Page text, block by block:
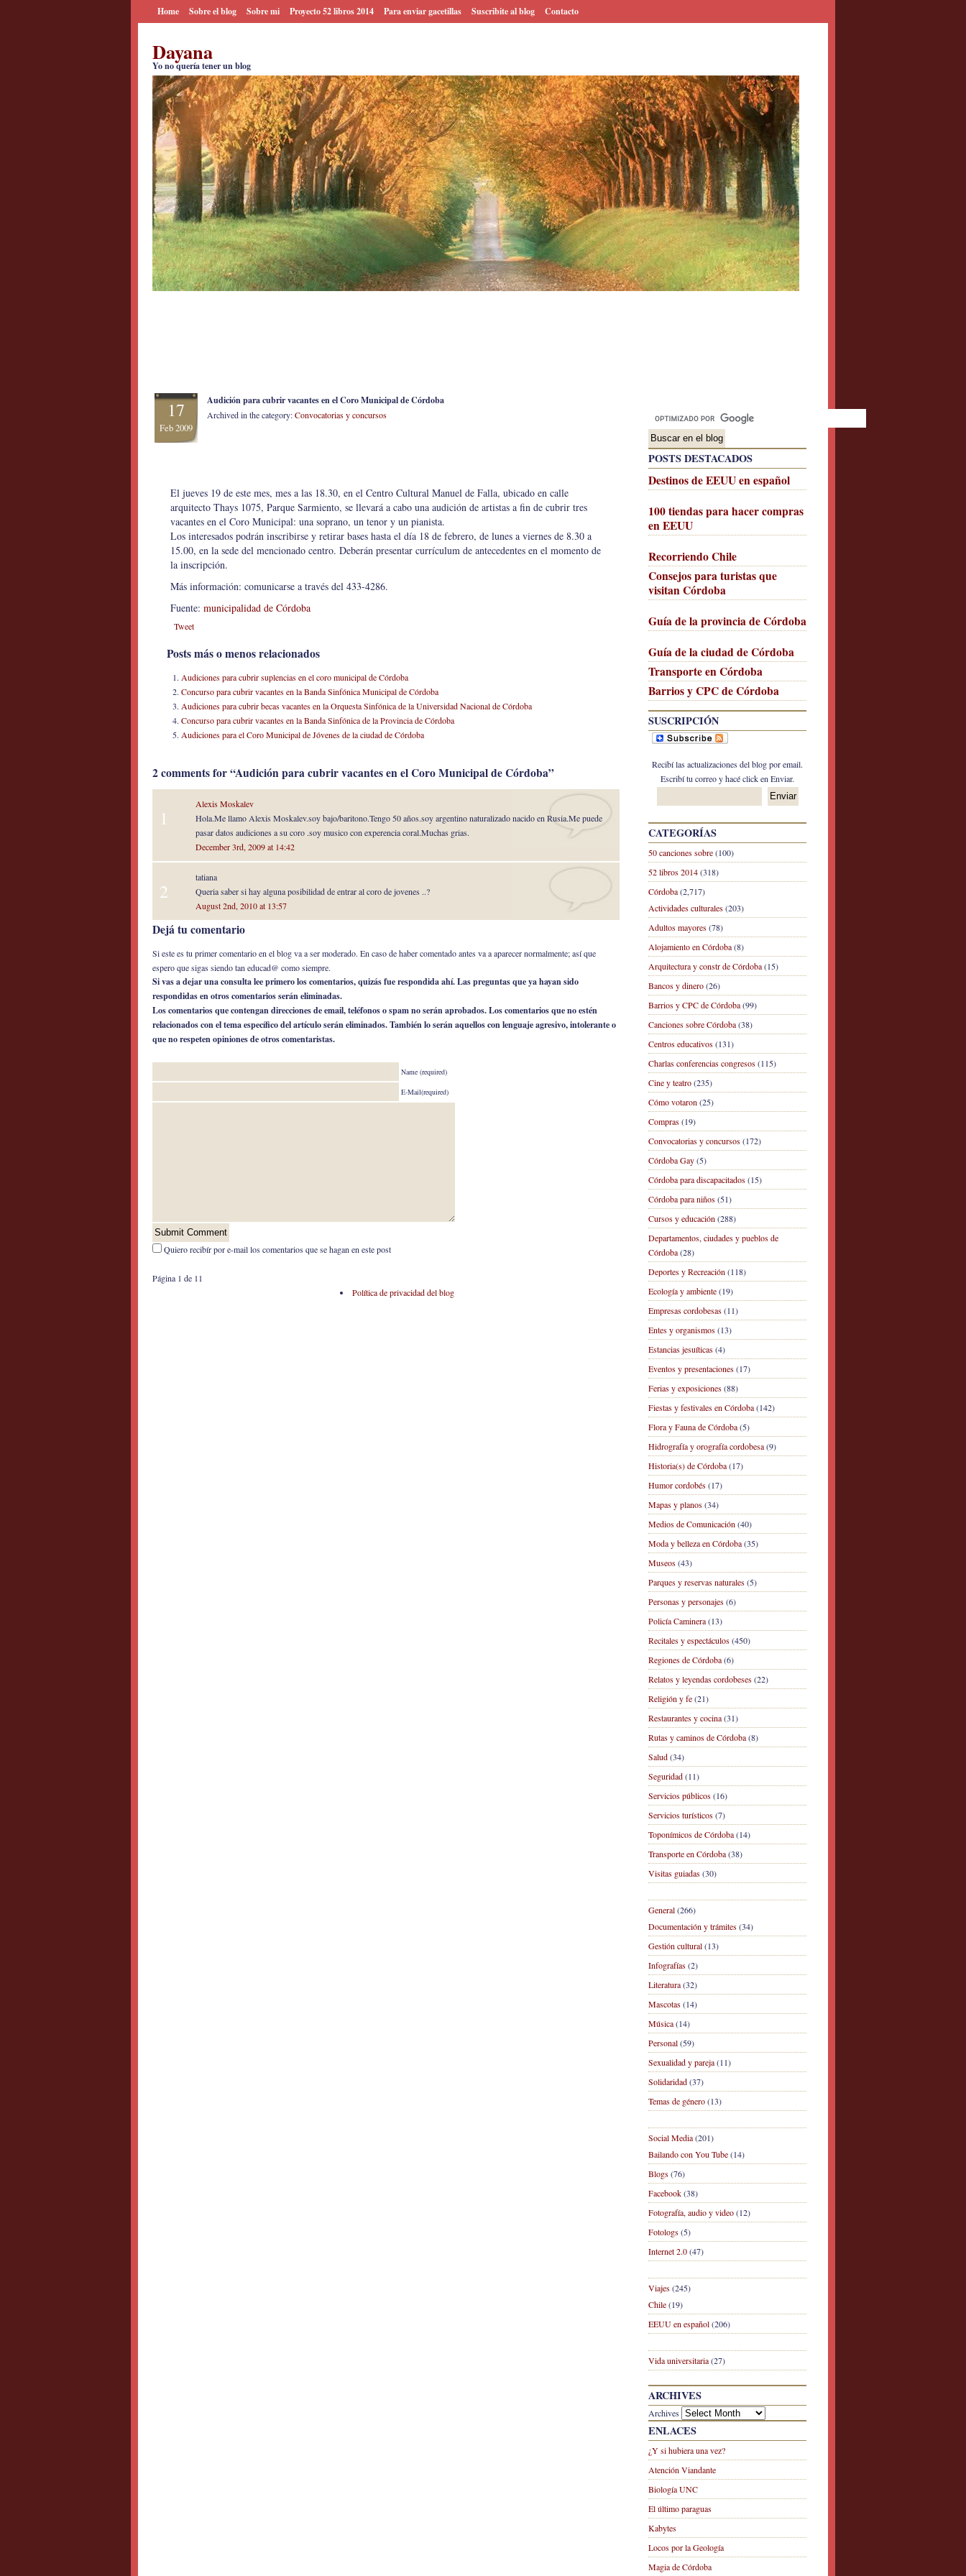
Home Sobre el blog Sobre mi Proyecto 52 libros 2014 Para enviar gacetillas Suscribite al blog Contacto
Dayana
Yo no quería tener un blog
POSTS DESTACADOS
Destinos de EEUU en español
100 tiendas para hacer compras
en EEUU
Recorriendo Chile
Consejos para turistas que
visitan Córdoba
Guía de la provincia de Córdoba
Guía de la ciudad de Córdoba
Transporte en Córdoba
Barrios y CPC de Córdoba
SUSCRIPCIÓN
Recibí las actualizaciones del blog por email.
Escribí tu correo y hacé click en Enviar.
CATEGORÍAS
50 canciones sobre(100)
52 libros 2014(318)
Córdoba(2,717)
Actividades culturales(203)
Adultos mayores(78)
Alojamiento en Córdoba(8)
Arquitectura y constr de Córdoba(15)
Bancos y dinero(26)
Barrios y CPC de Córdoba(99)
Canciones sobre Córdoba(38)
Centros educativos(131)
Charlas conferencias congresos(115)
Cine y teatro(235)
Cómo votaron (25)
Compras(19)
Convocatorias y concursos(172)
Córdoba Gay(5)
Córdoba para discapacitados(15)
Córdoba para niños(51)
Cursos y educación (288)
Departamentos, ciudades y pueblos de
Córdoba(28)
Deportes y Recreación (118)
Ecología y ambiente(19)
Empresas cordobesas(11)
Entes y organismos(13)
Estancias jesuíticas(4)
Eventos y presentaciones(17)
Ferias y exposiciones(88)
Fiestas y festivales en Córdoba(142)
Flora y Fauna de Córdoba(5)
Hidrografía y orografía cordobesa(9)
Historia(s) de Córdoba(17)
Humor cordobés(17)
Mapas y planos(34)
Medios de Comunicación (40)
Moda y belleza en Córdoba(35)
Museos(43)
Parques y reservas naturales(5)
Personas y personajes(6)
Policía Caminera(13)
Recitales y espectáculos(450)
Regiones de Córdoba(6)
Relatos y leyendas cordobeses(22)
Religión y fe(21)
Restaurantes y cocina(31)
Rutas y caminos de Córdoba(8)
Salud(34)
Seguridad(11)
Servicios públicos(16)
Servicios turísticos(7)
Toponímicos de Córdoba(14)
Transporte en Córdoba(38)
Visitas guiadas(30)
General(266)
Documentación y trámites(34)
Gestión cultural(13)
Infografías(2)
Literatura(32)
Mascotas(14)
Música(14)
Personal(59)
Sexualidad y pareja(11)
Solidaridad(37)
Temas de género(13)
Social Media(201)
Bailando con You Tube(14)
Blogs(76)
Facebook(38)
Fotografía, audio y video(12)
Fotologs(5)
Internet 2.0(47)
Viajes(245)
Chile(19)
EEUU en español(206)
Vida universitaria(27)
ARCHIVES
Archives
ENLACES
¿Y si hubiera una vez?
Atención Viandante
Biología UNC
El último paraguas
Kabytes
Locos por la Geología
Magia de Córdoba
17
Feb 2009
Audición para cubrir vacantes en el Coro Municipal de Córdoba
Archived in the category:Convocatorias y concursos
El jueves 19 de este mes, mes a las 18.30, en el Centro Cultural Manuel de Falla, ubicado en calle
arquitecto Thays 1075, Parque Sarmiento, se llevará a cabo una audición de artistas a fin de cubrir tres
vacantes en el Coro Municipal: una soprano, un tenor y un pianista.
Los interesados podrán inscribirse y retirar bases hasta el día 18 de febrero, de lunes a viernes de 8.30 a
15.00, en la sede del mencionado centro. Deberán presentar currículum de antecedentes en el momento de
la inscripción.
Más información: comunicarse a través del 433-4286.
Fuente: municipalidad de Córdoba
Tweet
Posts más o menos relacionados
Audiciones para cubrir suplencias en el coro municipal de Córdoba
Concurso para cubrir vacantes en la Banda Sinfónica Municipal de Córdoba
Audiciones para cubrir becas vacantes en la Orquesta Sinfónica de la Universidad Nacional de Córdoba
Concurso para cubrir vacantes en la Banda Sinfónica de la Provincia de Córdoba
Audiciones para el Coro Municipal de Jóvenes de la ciudad de Córdoba
2 comments for “Audición para cubrir vacantes en el Coro Municipal de Córdoba”
1
Alexis Moskalev
Hola.Me llamo Alexis Moskalev.soy bajo/baritono.Tengo 50 años.soy argentino naturalizado nacido en Rusia.Me puede
pasar datos audiciones a su coro .soy musico con experencia coral.Muchas grias.
December 3rd, 2009 at 14:42
2
tatiana
Queria saber si hay alguna posibilidad de entrar al coro de jovenes ..?
August 2nd, 2010 at 13:57
Dejá tu comentario
Si este es tu primer comentario en el blog va a ser moderado. En caso de haber comentado antes va a aparecer normalmente; así que
espero que sigas siendo tan educad@ como siempre.
Si vas a dejar una consulta lee primero los comentarios, quizás fue respondida ahí. Las preguntas que ya hayan sido
respondidas en otros comentarios serán eliminadas.
Los comentarios que contengan direcciones de email, teléfonos o spam no serán aprobados. Los comentarios que no estén
relacionados con el tema específico del artículo serán eliminados. También lo serán aquellos con lenguaje agresivo, intolerante o
que no respeten opiniones de otros comentaristas.
Name (required)
E-Mail(required)
Quiero recibír por e-mail los comentarios que se hagan en este post
Página 1 de 1 1
Política de privacidad del blog